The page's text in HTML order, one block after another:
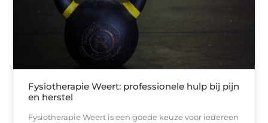
Fysiotherapie Weert: professionele hulp bij pijn
en herstel
Fysiotherapie Weert is een goede keuze voor iedereen